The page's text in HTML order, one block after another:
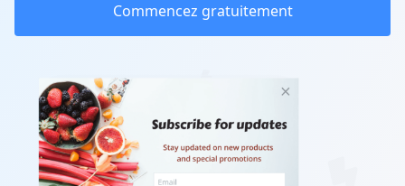
Commencez gratuitement